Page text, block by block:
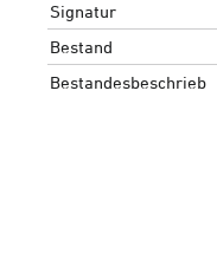
Signatur
Bestand
Bestandesbeschrieb